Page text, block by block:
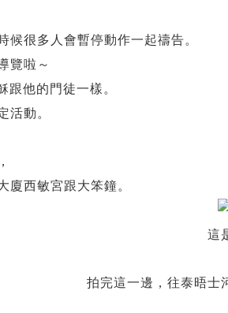
很多人會暫停動作一起禱告。
覽啦～
他的門徒一樣。
活動。
廈西敏宮跟大笨鐘。
這
拍完這一邊，往泰晤士